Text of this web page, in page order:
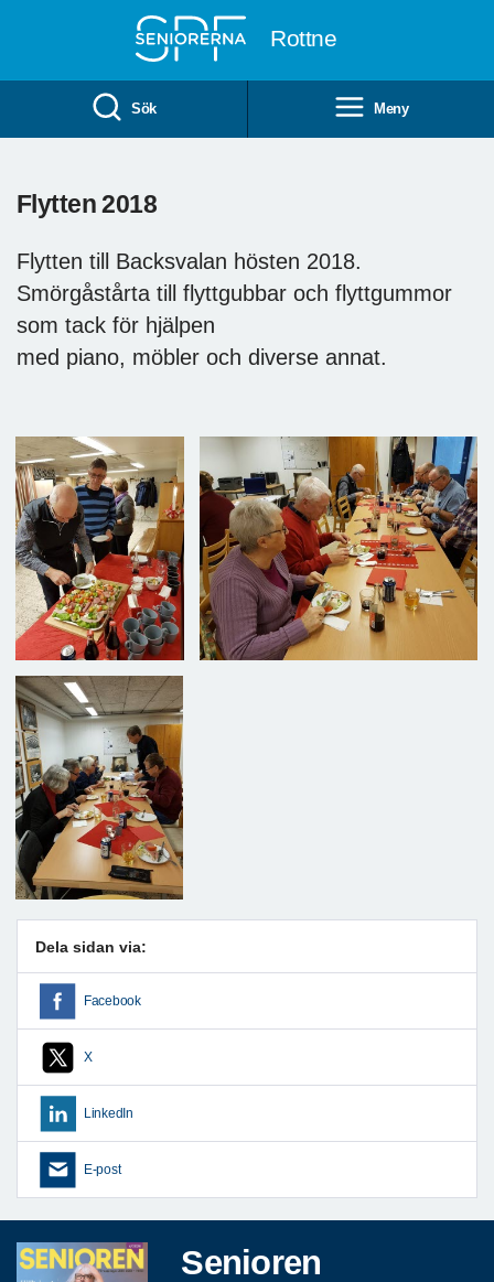
Rottne
Sök Meny
Flytten 2018
Flytten till Backsvalan hösten 2018.
Smörgåstårta till flyttgubbar och flyttgummor
som tack för hjälpen
med piano, möbler och diverse annat.
Dela sidan via:
Facebook
X
LinkedIn
E-post
Senioren